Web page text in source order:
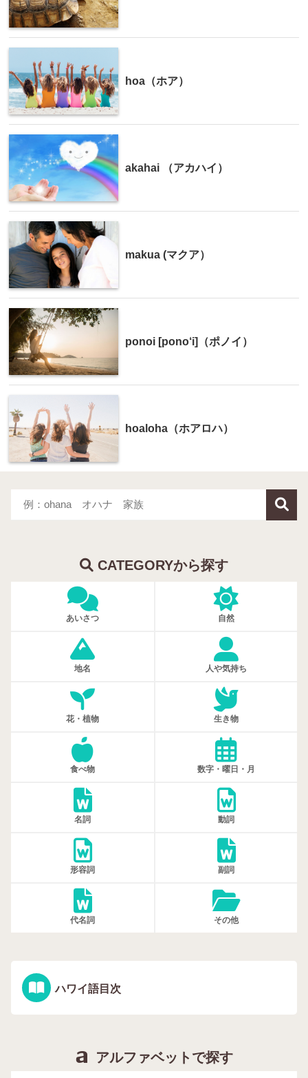
hoa（ホア）
akahai （アカハイ）
makua (マクア）
ponoi [pono‘i]（ポノイ）
hoaloha（ホアロハ）
CATEGORYから探す
あいさつ 自然
地名 人や気持ち
花・植物 生き物
食べ物 数字・曜日・月
名詞 動詞
形容詞 副詞
代名詞 その他
ハワイ語目次
アルファベットで探す